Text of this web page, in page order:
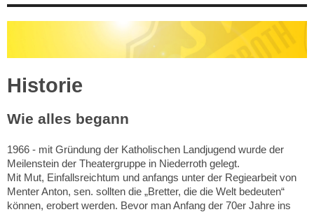
Historie
Wie alles begann
1966 - mit Gründung der Katholischen Landjugend wurde der
Meilenstein der Theatergruppe in Niederroth gelegt.
Mit Mut, Einfallsreichtum und anfangs unter der Regiearbeit von
Menter Anton, sen. sollten die „Bretter, die die Welt bedeuten“
können, erobert werden. Bevor man Anfang der 70er Jahre ins